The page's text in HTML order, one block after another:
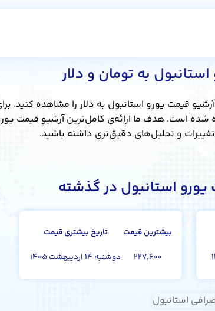
به تومان و دلار
قیمت یورو استانبول به دلار را مشاهده کنید.
تغییرات و تحلیل‌های دقیق‌تری داشته باشید.
یورو استانبول در گذشته
بیشترین قیمت
تاریخ بیشتری قیمت
۲۲۷,۶۰۰
دوشنبه ۱۴ اردیبهشت ۱۴۰۵